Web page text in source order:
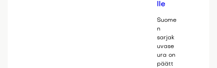
lle
Suome
n
sarjak
uvase
ura on
päätt